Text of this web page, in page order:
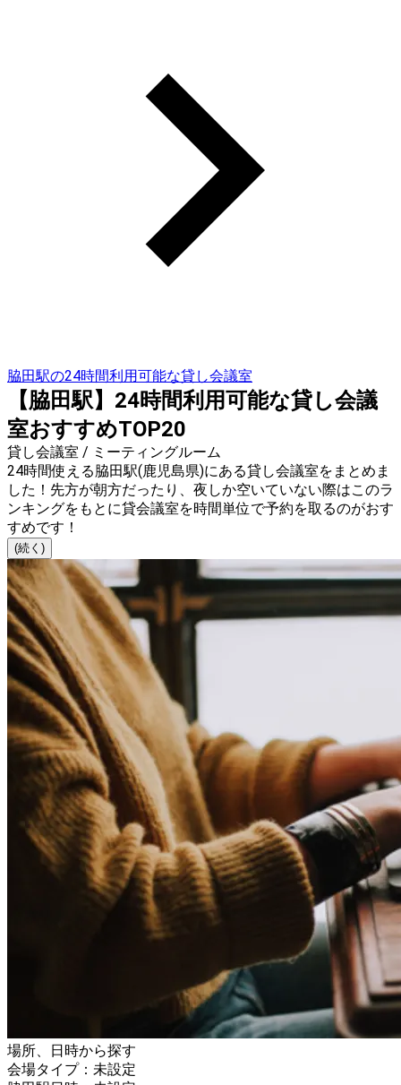
脇田駅の24時間利用可能な貸し会議室
【脇田駅】24時間利用可能な貸し会議
室おすすめTOP20
貸し会議室 / ミーティングルーム
24時間使える脇田駅(鹿児島県)にある貸し会議室をまとめま
した！先方が朝方だったり、夜しか空いていない際はこのラ
ンキングをもとに貸会議室を時間単位で予約を取るのがおす
すめです！
(続く)
場所、日時から探す
会場タイプ：未設定